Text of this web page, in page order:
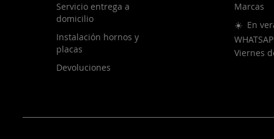
Servicio entrega a
domicilio
Instalación hornos y
placas
Devoluciones
Marcas
☀️ En
Viernes